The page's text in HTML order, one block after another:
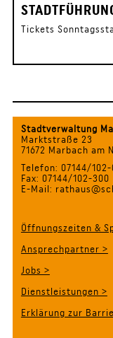
Tickets
Stadtverwaltung
Marktstraße 23
71672 Marbach am
Telefon: 07144/102-
Fax: 07144/102-300
E-Mail:
Öffnungszeiten &
Ansprechpartner >
Jobs >
Dienstleistungen >
Erklärung zur